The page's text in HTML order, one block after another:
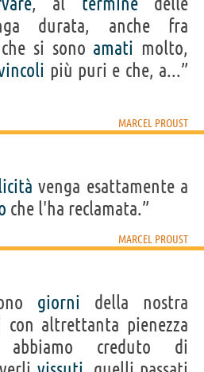
durata, anche fra
che si sono amati molto,
più puri e che, a...”
MARCEL PROUST
venga esattamente a
che l'ha reclamata.”
MARCEL PROUST
giorni della nostra
con altrettanta pienezza
creduto di